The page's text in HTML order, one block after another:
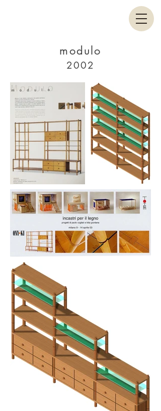
modulo
2002